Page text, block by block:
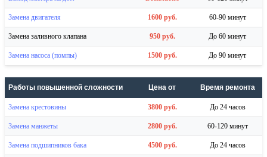
Замена двигателя 1600 руб. 60-90 минут
Замена заливного клапана 950 руб. До 60 минут
Замена насоса (помпы) 1500 руб. До 90 минут
Работы повышенной сложности Цена от Время ремонта
Замена крестовины 3800 руб. До 24 часов
Замена манжеты 2800 руб. 60-120 минут
Замена подшипников бака 4500 руб. До 24 часов